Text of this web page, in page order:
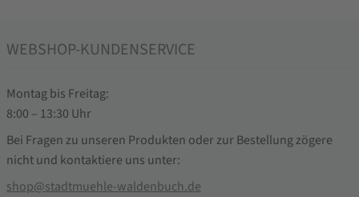
WEBSHOP-KUNDENSERVICE
Montag bis Freitag:
8:00 – 13:30 Uhr
Bei Fragen zu unseren Produkten oder zur Bestellung zögere
nicht und kontaktiere uns unter:
shop@stadtmuehle-waldenbuch.de